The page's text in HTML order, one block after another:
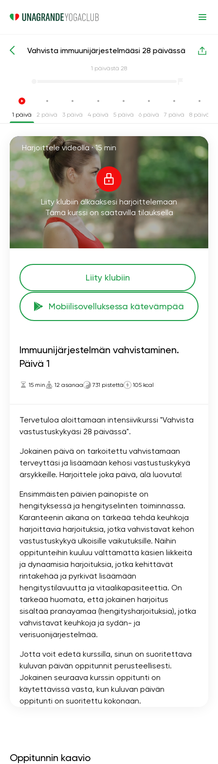
Intensiiviset joogakurssit Immuniteetti
Vahvista immuunijärjestelmääsi 28 päivässä
1 päivästä 28
1 päivä 2 päivä 3 päivä 4 päivä 5 päivä 6 päivä 7 päivä 8 päivä
Harjoittele videolla ·15 min
Liity klubiin alkaaksesi harjoittelemaan
Tämä kurssi on saatavilla tilauksella
Liity klubiin
Mobiilisovelluksessa kätevämpää
Immuunijärjestelmän vahvistaminen.
Päivä 1
15 min 12 asanaa 731 pistettä 105 kcal
Tervetuloa aloittamaan intensiivikurssi "Vahvista
vastustuskykyäsi 28 päivässä".
Jokainen päivä on tarkoitettu vahvistamaan
terveyttäsi ja lisäämään kehosi vastustuskykyä
ärsykkeille. Harjoittele joka päivä, älä luovuta!
Ensimmäisten päivien painopiste on
hengityksessä ja hengityselinten toiminnassa.
Karanteenin aikana on tärkeää tehdä keuhkoja
harjoittavia harjoituksia, jotka vahvistavat kehon
vastustuskykyä ulkoisille vaikutuksille. Näihin
oppitunteihin kuuluu välttämättä käsien liikkeitä
ja dynaamisia harjoituksia, jotka kehittävät
rintakehää ja pyrkivät lisäämään
hengitystilavuutta ja vitaalikapasiteettia. On
tärkeää huomata, että jokainen harjoitus
sisältää pranayamaa (hengitysharjoituksia), jotka
vahvistavat keuhkoja ja sydän- ja
verisuonijärjestelmää.
Jotta voit edetä kurssilla, sinun on suoritettava
kuluvan päivän oppitunnit perusteellisesti.
Jokainen seuraava kurssin oppitunti on
käytettävissä vasta, kun kuluvan päivän
oppitunti on suoritettu kokonaan.
Oppitunnin kaavio